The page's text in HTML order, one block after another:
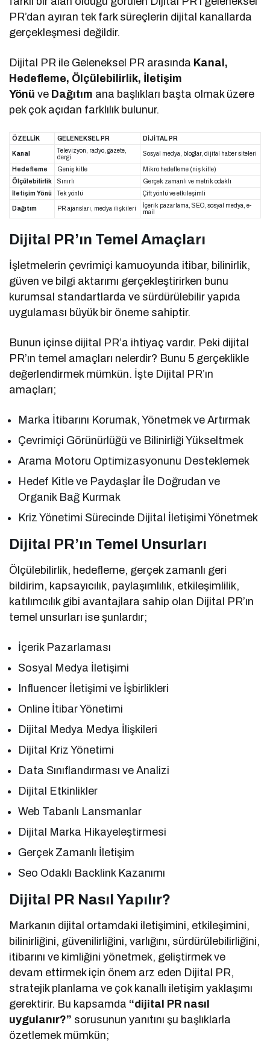
PR’dan ayıran tek fark süreçlerin dijital kanallarda
gerçekleşmesi değildir.
Dijital PR ile Geleneksel PR arasında Kanal,
Hedefleme, Ölçülebilirlik, İletişim
Yönüve Dağıtım ana başlıkları başta olmak üzere
pek çok açıdan farklılık bulunur.
ÖZELLİK GELENEKSEL PR DİJİTAL PR
Kanal
Televizyon, radyo, gazete,
dergi
Sosyal medya, bloglar, dijital haber siteleri
Hedefleme Geniş kitle
Mikro hedefleme (niş kitle)
Ölçülebilirlik
Sınırlı
Gerçek zamanlı ve metrik odaklı
İletişim Yönü
Tek yönlü Çift yönlü ve etkileşimli
Dağıtım PR ajansları, medya ilişkileri
İçerik pazarlama, SEO, sosyal medya, e-
mail
Dijital PR’ın Temel Amaçları
İşletmelerin çevrimiçi kamuoyunda itibar, bilinirlik,
güven ve bilgi aktarımı gerçekleştirirken bunu
kurumsal standartlarda ve sürdürülebilir yapıda
uygulaması büyük bir öneme sahiptir.
Bunun içinse dijital PR’a ihtiyaç vardır. Peki dijital
PR’ın temel amaçları nelerdir? Bunu 5 gerçeklikle
değerlendirmek mümkün. İşte Dijital PR’ın
amaçları;
Marka İtibarını Korumak, Yönetmek ve Artırmak
Çevrimiçi Görünürlüğü ve Bilinirliği Yükseltmek
Arama Motoru Optimizasyonunu Desteklemek
Hedef Kitle ve Paydaşlar İle Doğrudan ve
Organik Bağ Kurmak
Kriz Yönetimi Sürecinde Dijital İletişimi Yönetmek
Dijital PR’ın Temel Unsurları
Ölçülebilirlik, hedefleme, gerçek zamanlı geri
bildirim, kapsayıcılık, paylaşımlılık, etkileşimlilik,
katılımcılık gibi avantajlara sahip olan Dijital PR’ın
temel unsurları ise şunlardır;
İçerik Pazarlaması
Sosyal Medya İletişimi
Influencer İletişimi ve İşbirlikleri
Online İtibar Yönetimi
Dijital Medya Medya İlişkileri
Dijital Kriz Yönetimi
Data Sınıflandırması ve Analizi
Dijital Etkinlikler
Web Tabanlı Lansmanlar
Dijital Marka Hikayeleştirmesi
Gerçek Zamanlı İletişim
Seo Odaklı Backlink Kazanımı
Dijital PR Nasıl Yapılır?
Markanın dijital ortamdaki iletişimini, etkileşimini,
bilinirliğini, güvenilirliğini, varlığını, sürdürülebilirliğini,
itibarını ve kimliğini yönetmek, geliştirmek ve
devam ettirmek için önem arz eden Dijital PR,
stratejik planlama ve çok kanallı iletişim yaklaşımı
gerektirir. Bu kapsamda “dijital PR nasıl
uygulanır?” sorusunun yanıtını şu başlıklarla
özetlemek mümkün;